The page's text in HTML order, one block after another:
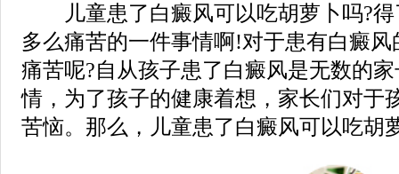
儿童患了白癜风可以吃胡萝卜吗?得
多么痛苦的一件事情啊!对于患有白癜
痛苦呢?自从孩子患了白癜风是无数的
情，为了孩子的健康着想，家长们对于
苦恼。那么，儿童患了白癜风可以吃胡